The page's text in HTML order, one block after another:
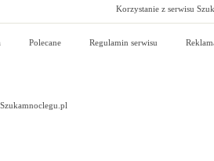
Korzystanie z serwisu
Polecane Regulamin serwisu